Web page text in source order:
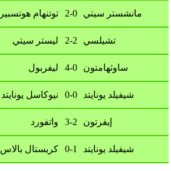
توتنهام هوتسبير 2-0 مانشستر سيتي
ليستر سيتي 2-2 تشيلسي
ليفربول 4-0 ساوثهامتون
نيوكاسل يونايتد 0-0 شيفيلد يونايتد
واتفورد 3-2 إيفرتون
كريستال بالاس 0-1 شيفيلد يونايتد